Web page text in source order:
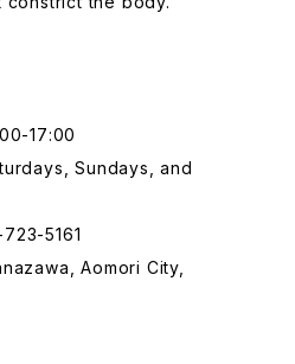
17:00
Sundays, and
5161
Aomori City,